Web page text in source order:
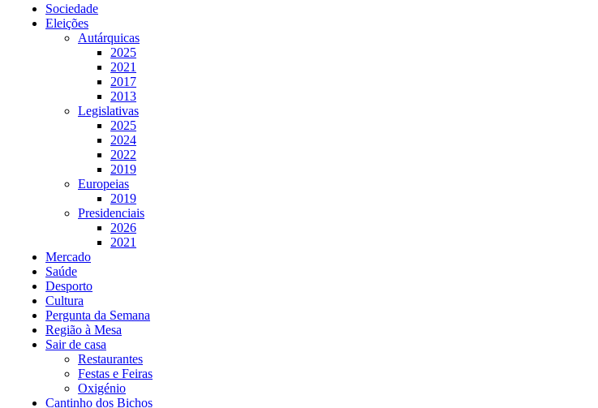
Sociedade
Eleições
Autárquicas
2025
2021
2017
2013
Legislativas
2025
2024
2022
2019
Europeias
2019
Presidenciais
2026
2021
Mercado
Saúde
Desporto
Cultura
Pergunta da Semana
Região à Mesa
Sair de casa
Restaurantes
Festas e Feiras
Oxigénio
Cantinho dos Bichos